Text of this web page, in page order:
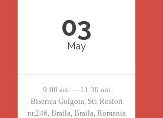
03
May
9:00 am — 11:30 am
Biserica Golgota, Str. Rosiori
nr.246, Braila, Braila, Romania